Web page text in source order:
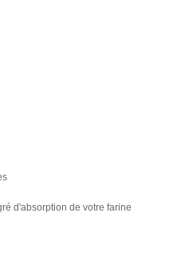
d'absorption de votre farine